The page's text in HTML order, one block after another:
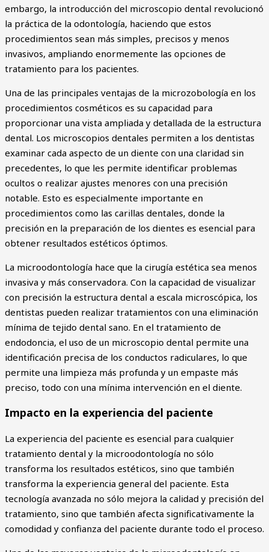
embargo, la introducción del microscopio dental revolucionó
la práctica de la odontología, haciendo que estos
procedimientos sean más simples, precisos y menos
invasivos, ampliando enormemente las opciones de
tratamiento para los pacientes.
Una de las principales ventajas de la microzobología en los
procedimientos cosméticos es su capacidad para
proporcionar una vista ampliada y detallada de la estructura
dental. Los microscopios dentales permiten a los dentistas
examinar cada aspecto de un diente con una claridad sin
precedentes, lo que les permite identificar problemas
ocultos o realizar ajustes menores con una precisión
notable. Esto es especialmente importante en
procedimientos como las carillas dentales, donde la
precisión en la preparación de los dientes es esencial para
obtener resultados estéticos óptimos.
La microodontología hace que la cirugía estética sea menos
invasiva y más conservadora. Con la capacidad de visualizar
con precisión la estructura dental a escala microscópica, los
dentistas pueden realizar tratamientos con una eliminación
mínima de tejido dental sano. En el tratamiento de
endodoncia, el uso de un microscopio dental permite una
identificación precisa de los conductos radiculares, lo que
permite una limpieza más profunda y un empaste más
preciso, todo con una mínima intervención en el diente.
Impacto en la experiencia del paciente
La experiencia del paciente es esencial para cualquier
tratamiento dental y la microodontología no sólo
transforma los resultados estéticos, sino que también
transforma la experiencia general del paciente. Esta
tecnología avanzada no sólo mejora la calidad y precisión del
tratamiento, sino que también afecta significativamente la
comodidad y confianza del paciente durante todo el proceso.